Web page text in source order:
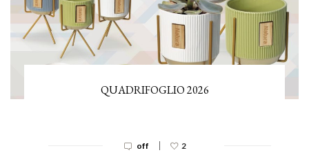
QUADRIFOGLIO 2026
off | 2